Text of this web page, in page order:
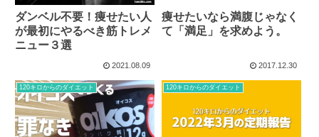
ダンベル不要！痩せたい人
が最初にやるべき筋トレメ
ニュー３選
2021.08.09
痩せたいなら満腹じゃなく
て「満足」を求めよう。
2017.12.30
120キロからのダイエット 120キロからのダイエット